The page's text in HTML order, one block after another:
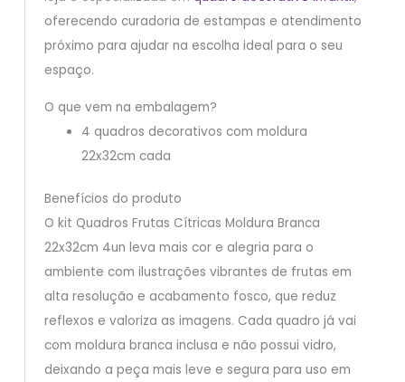
oferecendo curadoria de estampas e atendimento
próximo para ajudar na escolha ideal para o seu
espaço.
O que vem na embalagem?
4 quadros decorativos com moldura
22x32cm cada
Benefícios do produto
O kit Quadros Frutas Cítricas Moldura Branca
22x32cm 4un leva mais cor e alegria para o
ambiente com ilustrações vibrantes de frutas em
alta resolução e acabamento fosco, que reduz
reflexos e valoriza as imagens. Cada quadro já vai
com moldura branca inclusa e não possui vidro,
deixando a peça mais leve e segura para uso em